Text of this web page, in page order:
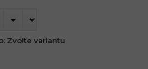
Zvolte variantu